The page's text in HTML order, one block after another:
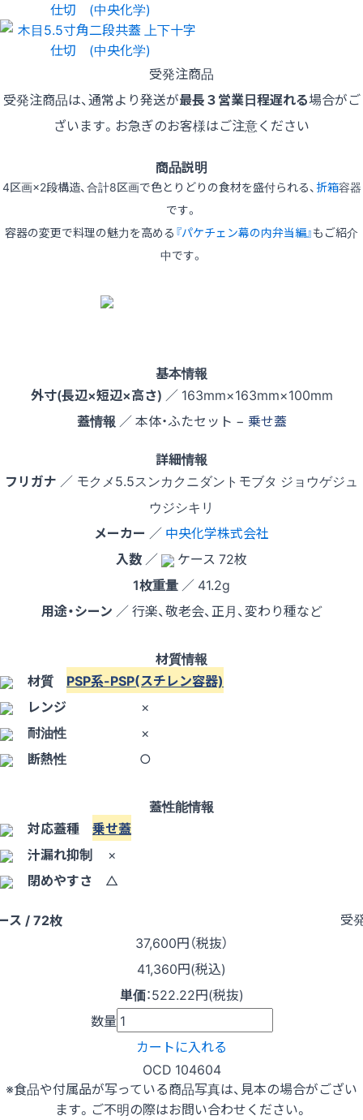
受発注商品
受発注商品は、通常より発送が最長３営業日程遅れる場合がご
ざいます。お急ぎのお客様はご注意ください
商品説明
4区画×2段構造、合計8区画で色とりどりの食材を盛付られる、 折箱容器
です。
容器の変更で料理の魅力を高める 『パケチェン幕の内弁当編』もご紹介
中です。
基本情報
外寸(長辺×短辺×高さ) ／ 163mm×163mm×100mm
蓋情報 ／ 本体・ふたセット − 乗せ蓋
詳細情報
フリガナ ／ モクメ5.5スンカクニダントモブタ ジョウゲジュ
ウジシキリ
メーカー ／ 中央化学株式会社
入数 ／
ケース 72枚
1枚重量 ／ 41.2g
用途・シーン ／ 行楽、敬老会、正月、変わり種など
材質情報
材質 PSP系-PSP(スチレン容器)
レンジ
×
耐油性
×
断熱性
○
蓋性能情報
対応蓋種 乗せ蓋
汁漏れ抑制
×
閉めやすさ
△
ス / 72枚
受
37,600円（税抜）
41,360円(税込)
単価：522.22円(税抜)
数量
カートに入れる
OCD 104604
※食品や付属品が写っている商品写真は、見本の場合がござい
ます。ご不明の際はお問い合わせください。